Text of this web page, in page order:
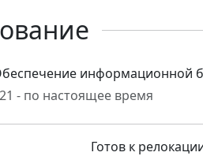
информационной
- по настоящее время
Готов к